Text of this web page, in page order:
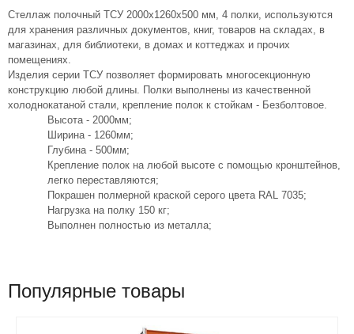
Стеллаж полочный ТСУ 2000х1260х500 мм, 4 полки, используются
для хранения различных документов, книг, товаров на складах, в
магазинах, для библиотеки, в домах и коттеджах и прочих
помещениях.
Изделия серии ТСУ позволяет формировать многосекционную
конструкцию любой длины. Полки выполнены из качественной
холоднокатаной стали, крепление полок к стойкам - Безболтовое.
Высота - 2000мм;
Ширина - 1260мм;
Глубина - 500мм;
Крепление полок на любой высоте с помощью кронштейнов,
легко переставляются;
Покрашен полмерной краской серого цвета RAL 7035;
Нагрузка на полку 150 кг;
Выполнен полностью из металла;
Популярные товары